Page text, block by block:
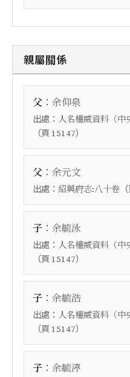
親屬關係
父 ： 余仰泉
出處： 人名權威資料（中
（頁 15147）
父 ： 余元文
出處： 紹興府志:八十卷
子 ： 余毓泳
出處： 人名權威資料（中
（頁 15147）
子 ： 余毓浩
出處： 人名權威資料（中
（頁 15147）
子 ： 余毓渟